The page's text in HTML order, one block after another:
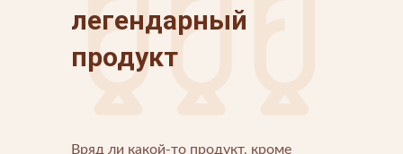
легендарный
продукт
Вряд ли какой-то продукт, кроме